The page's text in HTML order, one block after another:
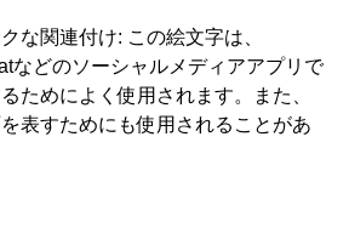
な関連付け: この絵文字は、
などのソーシャルメディアアプリで
ためによく使用されます。また、
表すためにも使用されることがあ